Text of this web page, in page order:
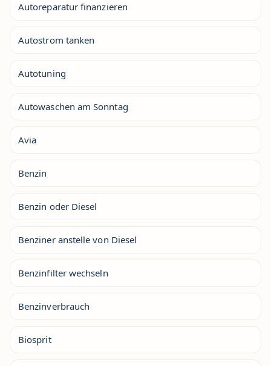
Autoreparatur finanzieren
Autostrom tanken
Autotuning
Autowaschen am Sonntag
Avia
Benzin
Benzin oder Diesel
Benziner anstelle von Diesel
Benzinfilter wechseln
Benzinverbrauch
Biosprit